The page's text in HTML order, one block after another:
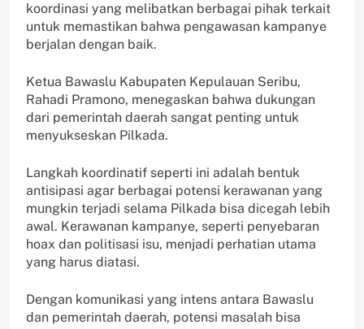
koordinasi yang melibatkan berbagai pihak terkait
untuk memastikan bahwa pengawasan kampanye
berjalan dengan baik.
Ketua Bawaslu Kabupaten Kepulauan Seribu,
Rahadi Pramono, menegaskan bahwa dukungan
dari pemerintah daerah sangat penting untuk
menyukseskan Pilkada.
Langkah koordinatif seperti ini adalah bentuk
antisipasi agar berbagai potensi kerawanan yang
mungkin terjadi selama Pilkada bisa dicegah lebih
awal. Kerawanan kampanye, seperti penyebaran
hoax dan politisasi isu, menjadi perhatian utama
yang harus diatasi.
Dengan komunikasi yang intens antara Bawaslu
dan pemerintah daerah, potensi masalah bisa